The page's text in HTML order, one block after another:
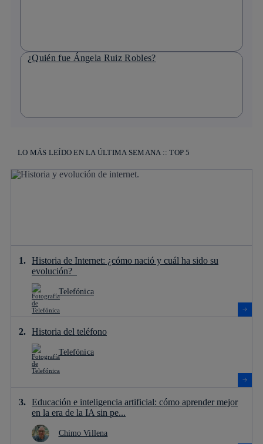
¿Quién fue Ángela Ruiz Robles?
LO MÁS LEÍDO EN LA ÚLTIMA SEMANA :: TOP 5
Historia de Internet: ¿cómo nació y cuál ha sido su
evolución?
Telefónica
Historia del teléfono
Telefónica
Educación e inteligencia artificial: cómo aprender mejor
en la era de la IA sin pe...
Chimo Villena